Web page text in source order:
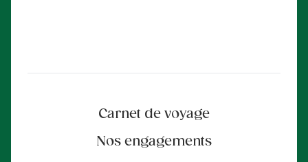
Carnet de voyage
Nos engagements